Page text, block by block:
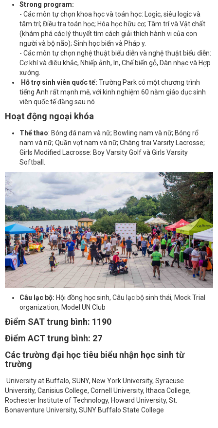
Strong program:
- Các môn tự chọn khoa học và toán học: Logic, siêu logic và
tâm trí; Điều tra toán học; Hóa học hữu cơ; Tâm trí và Vật chất
(khám phá các lý thuyết tìm cách giải thích hành vi của con
người và bộ não); Sinh học biển và Pháp y.
- Các môn tự chọn nghệ thuật biểu diễn và nghệ thuật biểu diễn:
Cơ khí và điêu khắc, Nhiếp ảnh, In, Chế biến gỗ, Dàn nhạc và Hợp
xướng.
Hỗ trợ sinh viên quốc tế: Trường Park có một chương trình
tiếng Anh rất mạnh mẽ, với kinh nghiệm 60 năm giáo dục sinh
viên quốc tế đằng sau nó
Hoạt động ngoại khóa
Thể thao: Bóng đá nam và nữ; Bowling nam và nữ; Bóng rổ
nam và nữ; Quần vợt nam và nữ; Chàng trai Varsity Lacrosse;
Girls Modified Lacrosse: Boy Varsity Golf và Girls Varsity
Softball.
Câu lạc bộ: Hội đồng học sinh, Câu lạc bộ sinh thái, Mock Trial
organization, Model UN Club
Điểm SAT trung bình: 1190
Điểm ACT trung bình: 27
Các trường đại học tiêu biểu nhận học sinh từ
trường
University at Buffalo, SUNY, New York University, Syracuse
University, Canisius College, Cornell University, Ithaca College,
Rochester Institute of Technology, Howard University, St.
Bonaventure University, SUNY Buffalo State College